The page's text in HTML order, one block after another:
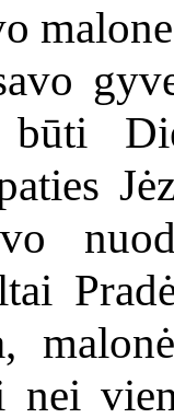
būti